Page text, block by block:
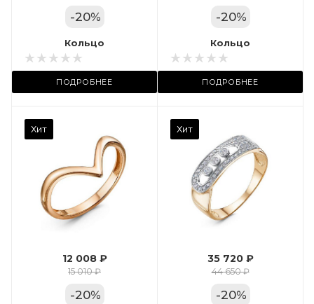
-20%
Кольцо
ПОДРОБНЕЕ
КРАС
Местоположение:
ТРЦ «Арена»
-20%
Кольцо
ПОДРОБНЕЕ
Хит
12 008 ₽
15 010 ₽
-20%
Хит
Вес драгметалла
Марка (бренд)
Дельта
Фианит
Цвет золота
КРАС
35 720 ₽
44 650 ₽
-20%